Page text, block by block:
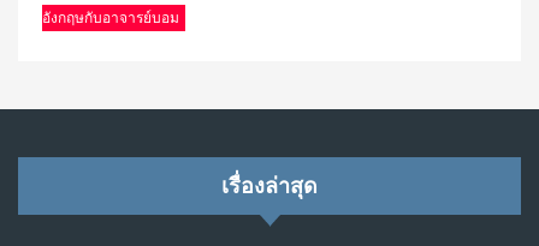
อังกฤษกับอาจารย์บอม
เรื่องล่าสุด